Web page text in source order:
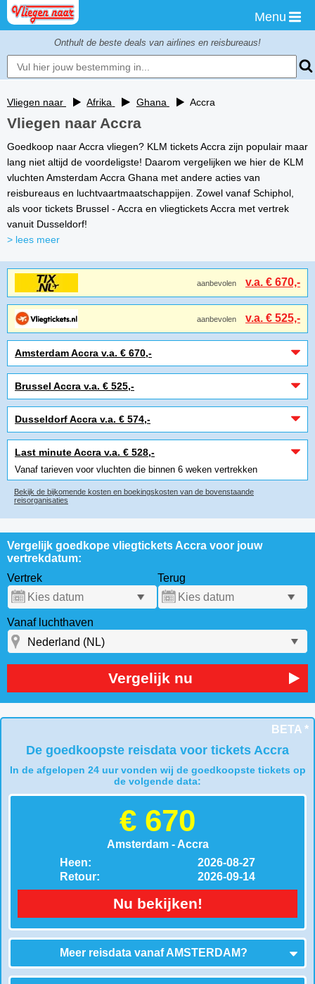
Menu
Onthult de beste deals van airlines en reisbureaus!
Vliegen naar Afrika Ghana Accra
Vliegen naar Accra
Goedkoop naar Accra vliegen? KLM tickets Accra zijn populair maar
lang niet altijd de voordeligste! Daarom vergelijken we hier de KLM
vluchten Amsterdam Accra Ghana met andere acties van
reisbureaus en luchtvaartmaatschappijen. Zowel vanaf Schiphol,
als voor tickets Brussel - Accra en vliegtickets Accra met vertrek
vanuit Dusseldorf!
> lees meer
aanbevolen v.a. € 670,-
aanbevolen v.a. € 525,-
Amsterdam Accra v.a. € 670,-
Brussel Accra v.a. € 525,-
Dusseldorf Accra v.a. € 574,-
Last minute Accra v.a. € 528,-
Vanaf tarieven voor vluchten die binnen 6 weken vertrekken
Bekijk de bijkomende kosten en boekingskosten van de bovenstaande
reisorganisaties
Vergelijk goedkope vliegtickets Accra voor jouw
vertrekdatum:
Vertrek
Terug
Vanaf luchthaven
Vergelijk nu
BETA *
De goedkoopste reisdata voor tickets Accra
In de afgelopen 24 uur vonden wij de goedkoopste tickets op
de volgende data:
€ 670
Amsterdam - Accra
Heen:
Retour:
2026-08-27
2026-09-14
Nu bekijken!
Meer reisdata vanafAMSTERDAM?